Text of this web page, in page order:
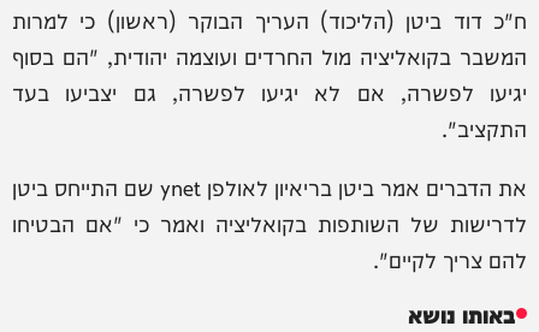
ח"כ דוד ביטן (הליכוד) העריך הבוקר (ראשון) כי למרות
המשבר בקואליציה מול החרדים ועוצמה יהודית, "הם בסוף
יגיעו לפשרה, אם לא יגיעו לפשרה, גם יצביעו בעד
התקציב".
את הדברים אמר ביטן בריאיון לאולפן ynet שם התייחס ביטן
לדרישות של השותפות בקואליציה ואמר כי "אם הבטיחו
להם צריך לקיים".
באותו נושא